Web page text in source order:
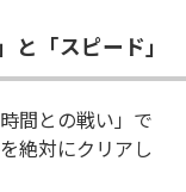
「スピード」
間との戦い」で
絶対にクリアし